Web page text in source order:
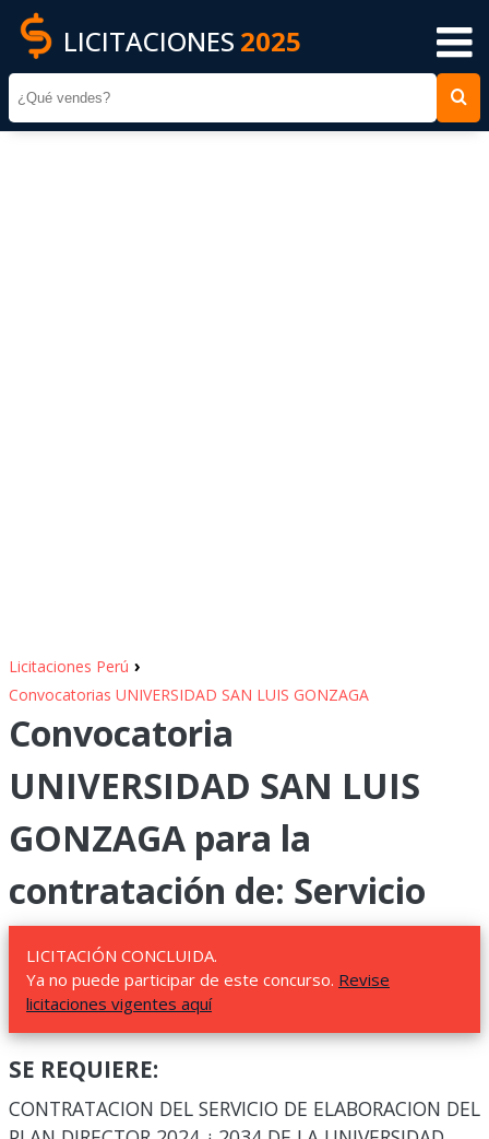
LICITACIONES 2025
Licitaciones Perú ›
Convocatorias UNIVERSIDAD SAN LUIS GONZAGA
Convocatoria
UNIVERSIDAD SAN LUIS
GONZAGA para la
contratación de: Servicio
LICITACIÓN CONCLUIDA.
Ya no puede participar de este concurso. Revise
licitaciones vigentes aquí
SE REQUIERE:
CONTRATACION DEL SERVICIO DE ELABORACION DEL